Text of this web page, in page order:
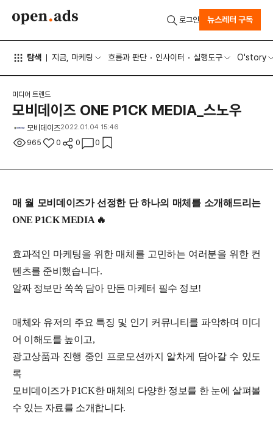
탐색 지금, 마케팅 흐름과 판단 인사이터 실행도구 O'story
로그인 뉴스레터 구독
미디어 트렌드
모비데이즈 ONE P1CK MEDIA_스노우
모비데이즈2022.01.04 15:46
965 0 0 0
매 월 모비데이즈가 선정한 단 하나의 매체를 소개해드리는
ONE P1CK MEDIA 🔥
효과적인 마케팅을 위한 매체를 고민하는 여러분을 위한 컨
텐츠를 준비했습니다.
알짜 정보만 쏙쏙 담아 만든 마케터 필수 정보!
매체와 유저의 주요 특징 및 인기 커뮤니티를 파악하며 미디
어 이해도를 높이고,
광고상품과 진행 중인 프로모션까지 알차게 담아갈 수 있도
록
모비데이즈가 P1CK한 매체의 다양한 정보를 한 눈에 살펴볼
수 있는 자료를 소개합니다.